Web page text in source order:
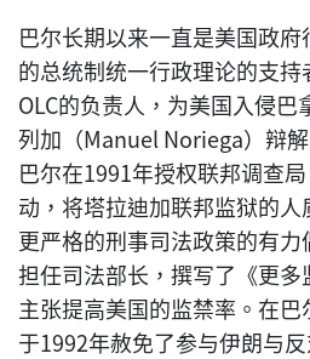
巴尔长期以来一直是美国政
的总统制统一行政理论的支
OLC的负责人，为美国入侵
列加（Manuel Noriega）辩
巴尔在1991年授权联邦调查
动，将塔拉迪加联邦监狱的
更严格的刑事司法政策的有
担任司法部长，撰写了《更
主张提高美国的监禁率。在
于1992年赦免了参与伊朗与